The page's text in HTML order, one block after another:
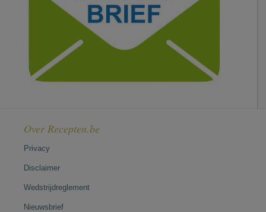
Over Recepten.be
Privacy
Disclaimer
Wedstrijdreglement
Nieuwsbrief